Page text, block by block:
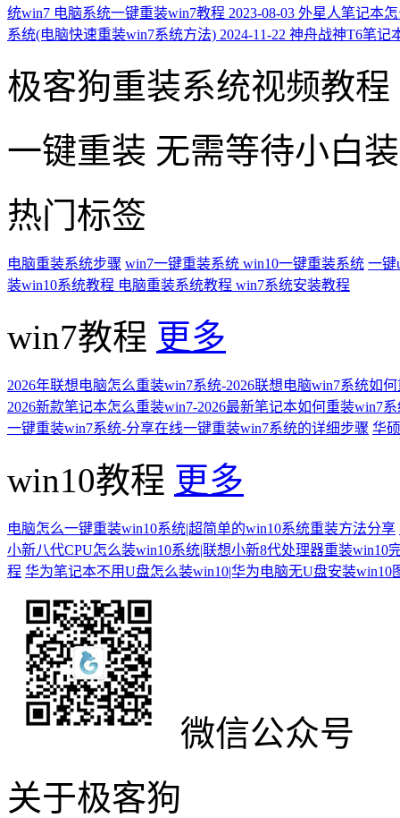
统win7 电脑系统一键重装win7教程 2023-08-03 外星人笔记本
系统(电脑快速重装win7系统方法) 2024-11-22 神舟战神T6笔记
极客狗重装系统视频教程
一键重装 无需等待小白
热门标签
电脑重装系统步骤 win7一键重装系统 win10一键重装系统 一键
装win10系统教程 电脑重装系统教程 win7系统安装教程
win7教程 更多
2026年联想电脑怎么重装win7系统-2026联想电脑win7系统如
2026新款笔记本怎么重装win7-2026最新笔记本如何重装win7
一键重装win7系统-分享在线一键重装win7系统的详细步骤 华
win10教程 更多
电脑怎么一键重装win10系统|超简单的win10系统重装方法分享
小新八代CPU怎么装win10系统|联想小新8代处理器重装win10
程 华为笔记本不用U盘怎么装win10|华为电脑无U盘安装win10
微信公众号
关于极客狗